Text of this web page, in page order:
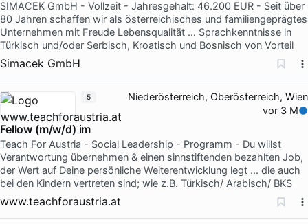
SIMACEK GmbH - Vollzeit - Jahresgehalt: 46.200 EUR - Seit über
80 Jahren schaffen wir als österreichisches und familiengeprägtes
Unternehmen mit Freude Lebensqualität … Sprachkenntnisse in
Türkisch und/oder Serbisch, Kroatisch und Bosnisch von Vorteil
Simacek GmbH
Niederösterreich, Oberösterreich, Wien
vor 3 M
Fellow (m/w/d) im
Teach For Austria - Social Leadership - Programm - Du willst
Verantwortung übernehmen & einen sinnstiftenden bezahlten Job,
der Wert auf Deine persönliche Weiterentwicklung legt … die auch
bei den Kindern vertreten sind; wie z.B. Türkisch/ Arabisch/ BKS
www.teachforaustria.at
5